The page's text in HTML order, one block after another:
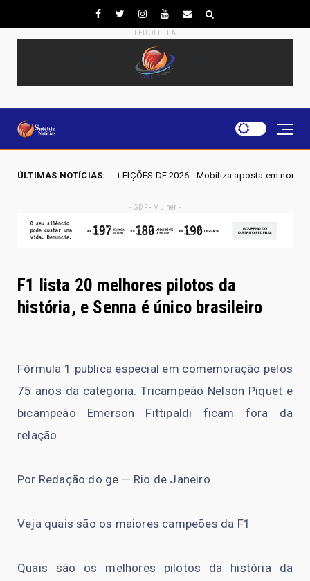
- PEDOFILILA -
ÚLTIMAS NOTÍCIAS:
ELEIÇÕES DF 2026 - Mobiliza aposta em nominata completa e mira
- GDF - Mulher -
F1 lista 20 melhores pilotos da
história, e Senna é único brasileiro
Fórmula 1 publica especial em comemoração pelos
75 anos da categoria. Tricampeão Nelson Piquet e
bicampeão Emerson Fittipaldi ficam fora da
relação
Por Redação do ge — Rio de Janeiro
Veja quais são os maiores campeões da F1
Quais são os melhores pilotos da história da